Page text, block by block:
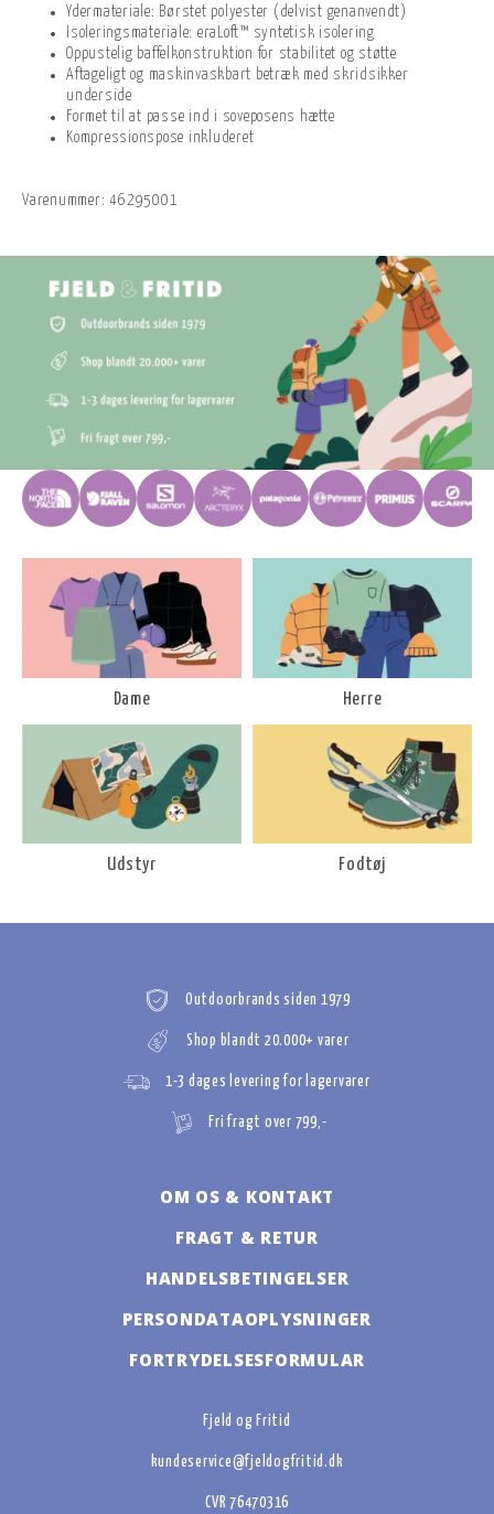
Ydermateriale: Børstet polyester (delvist genanvendt)
Isoleringsmateriale: eraLoft™ syntetisk isolering
Oppustelig baffelkonstruktion for stabilitet og støtte
Aftageligt og maskinvaskbart betræk med skridsikker
underside
Formet til at passe ind i soveposens hætte
Kompressionspose inkluderet
Varenummer: 46295001
Dame Herre
Udstyr Fodtøj
Outdoorbrands siden 1979
Shop blandt 20.000+ varer
1-3 dages levering for lagervarer
Fri fragt over 799,-
OM OS & KONTAKT
FRAGT & RETUR
HANDELSBETINGELSER
PERSONDATAOPLYSNINGER
FORTRYDELSESFORMULAR
Fjeld og Fritid
kundeservice@fjeldogfritid.dk
CVR 76470316